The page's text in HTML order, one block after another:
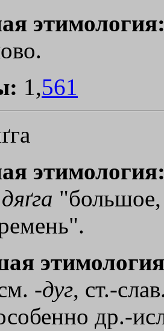
1,561
дяґга "большое,
-дуг, ст.-
др.-